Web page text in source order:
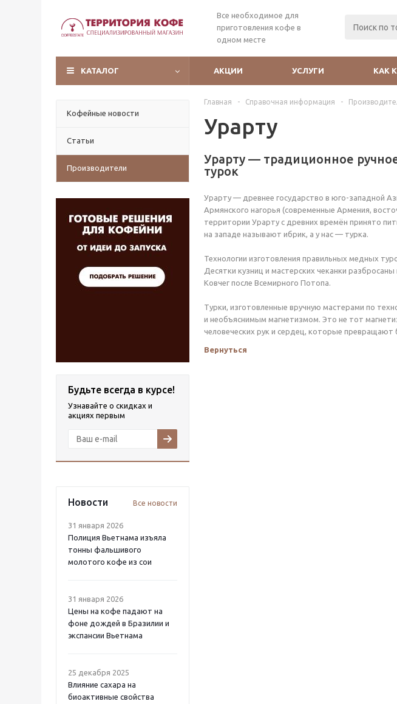
Все необходимое для
приготовления кофе в
одном месте
КАТАЛОГ АКЦИИ УСЛУГИ КАК
Кофейные новости
Статьи
Производители
Будьте всегда в курсе!
Узнавайте о скидках и
акциях первым
Новости Все новости
31 января 2026
Полиция Вьетнама изъяла
тонны фальшивого
молотого кофе из сои
31 января 2026
Цены на кофе падают на
фоне дождей в Бразилии и
экспансии Вьетнама
25 декабря 2025
Влияние сахара на
биоактивные свойства
Главная - Справочная информация -
Урарту
Урарту — традиционное
турок
Урарту — древнее государство в юго-западной
Армянского нагорья (современные Армения,
территории Урарту с древних времён принято
на западе называют ибрик, а у нас — турка.
Технологии изготовления правильных медных
Десятки кузниц и мастерских чеканки
Ковчег после Всемирного Потопа.
Турки, изготовленные вручную мастерами по
и необъяснимым магнетизмом. Это не тот
человеческих рук и сердец, которые
Вернуться